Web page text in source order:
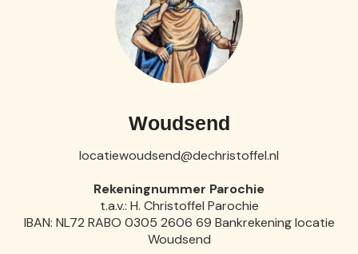
Woudsend
locatiewoudsend@dechristoffel.nl
Rekeningnummer Parochie
t.a.v.: H. Christoffel Parochie
IBAN: NL72 RABO 0305 2606 69 Bankrekening locatie
Woudsend